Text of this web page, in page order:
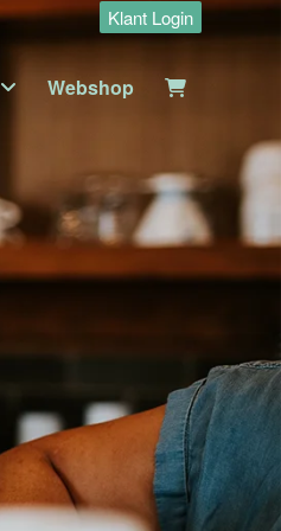
Klant Login
Webshop